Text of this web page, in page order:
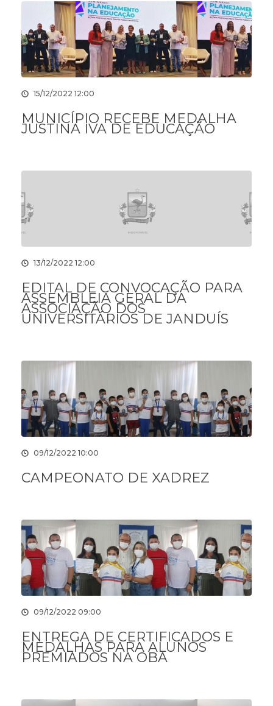
15/12/2022 12:00
MUNICÍPIO RECEBE MEDALHA
JUSTINA IVA DE EDUCAÇÃO
13/12/2022 12:00
EDITAL DE CONVOCAÇÃO PARA
ASSEMBLEIA GERAL DA
ASSOCIAÇÃO DOS
UNIVERSITÁRIOS DE JANDUÍS
09/12/2022 10:00
CAMPEONATO DE XADREZ
09/12/2022 09:00
ENTREGA DE CERTIFICADOS E
MEDALHAS PARA ALUNOS
PREMIADOS NA OBA